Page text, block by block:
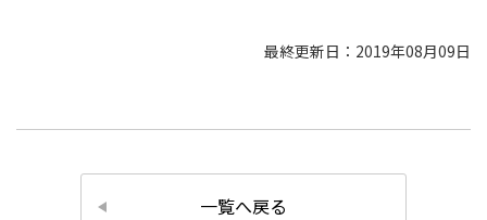
最終更新日：2019年08月09日
一覧へ戻る